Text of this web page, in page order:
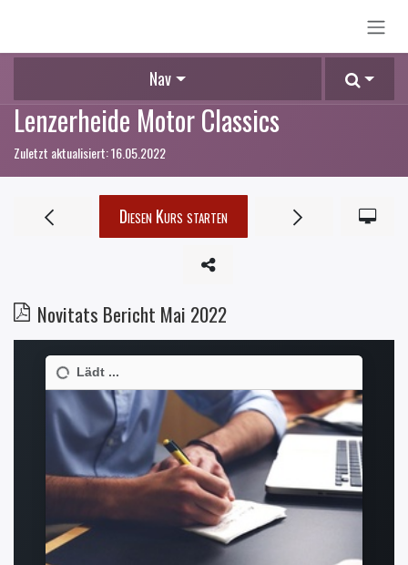
Nav
Lenzerheide Motor Classics
Zuletzt aktualisiert:16.05.2022
Novitats Bericht Mai 2022
Diesen Kurs starten